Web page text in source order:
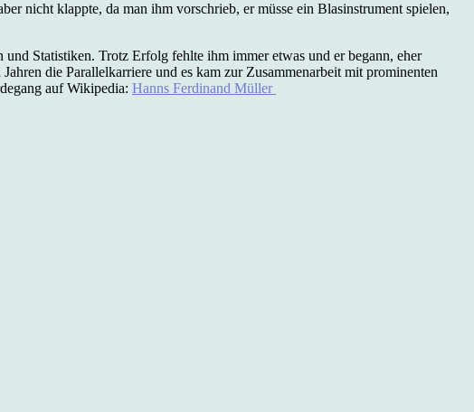
nicht klappte, da man ihm vorschrieb, er müsse ein Blasinstrument spielen,
Statistiken. Trotz Erfolg fehlte ihm immer etwas und er begann, eher
die Parallelkarriere und es kam zur Zusammenarbeit mit prominenten
auf Wikipedia: Hanns Ferdinand Müller